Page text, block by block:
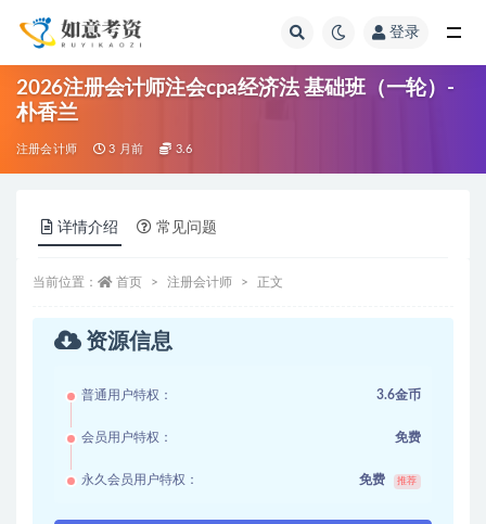
登录
2026注册会计师注会cpa经济法 基础班（一轮）-
朴香兰
注册会计师 3 月前 3.6
详情介绍 常见问题
当前位置： 首页 注册会计师 正文
资源信息
普通用户特权： 3.6金币
会员用户特权： 免费
永久会员用户特权： 免费 推荐